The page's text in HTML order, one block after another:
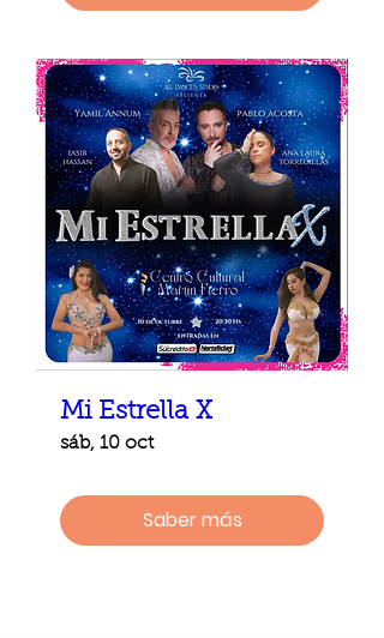
Mi Estrella X
sáb, 10 oct
Saber más